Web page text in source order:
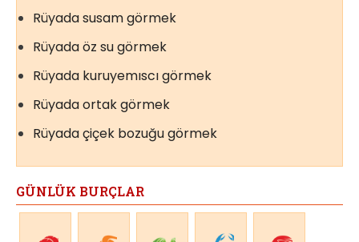
Rüyada susam görmek
Rüyada öz su görmek
Rüyada kuruyemıscı görmek
Rüyada ortak görmek
Rüyada çiçek bozuğu görmek
GÜNLÜK BURÇLAR